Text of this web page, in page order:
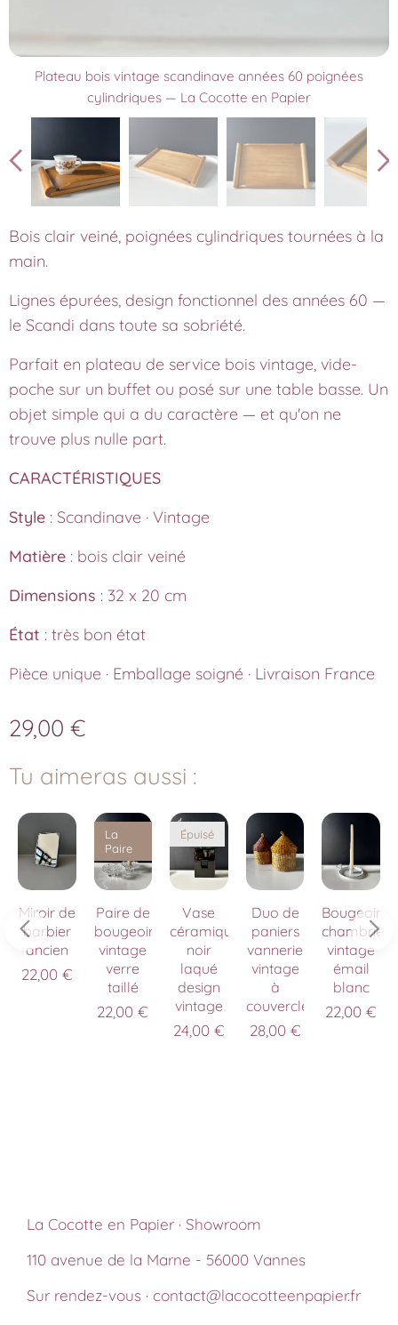
Plateau bois vintage scandinave années 60 poignées
cylindriques — La Cocotte en Papier
Bois clair veiné, poignées cylindriques tournées à la
main.
Lignes épurées, design fonctionnel des années 60 —
le Scandi dans toute sa sobriété.
Parfait en plateau de service bois vintage, vide-
poche sur un buffet ou posé sur une table basse. Un
objet simple qui a du caractère — et qu'on ne
trouve plus nulle part.
CARACTÉRISTIQUES
Style : Scandinave · Vintage
Matière : bois clair veiné
Dimensions : 32 x 20 cm
État : très bon état
Pièce unique · Emballage soigné · Livraison France
29,00 €
Tu aimeras aussi :
Miroir de
barbier
ancien
22,00€
Paire de
bougeoirs
vintage
verre
taillé
La
Paire
22,00 €
Vase
céramique
noir
laqué
design
vintage
Épuisé
24,00€
Duo de
paniers
vannerie
vintage
à
couvercle
28,00€
Bougeoir
chambrière
vintage
émail
blanc
22,00 €
La Cocotte en Papier · Showroom
110 avenue de la Marne - 56000 Vannes
Sur rendez-vous · contact@lacocotteenpapier.fr